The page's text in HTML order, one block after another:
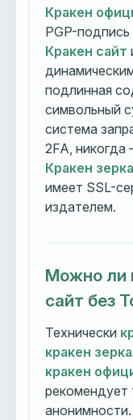
Кракен
PGP-подпись
Кракен сайт
подлинная
символьный
система
2FA,
Кракен
имеет SSL-
издателем.
Можно ли
сайт без
Технически
кракен
кракен
рекомендует
анонимности.